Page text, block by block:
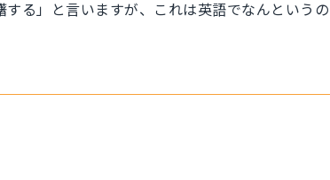
る」と言いますが、これは英語でなんというの